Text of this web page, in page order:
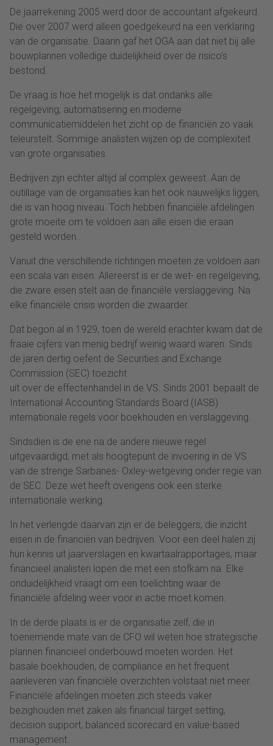
De jaarrekening 2005 werd door de accountant afgekeurd.
Die over 2007 werd alleen goedgekeurd na een verklaring
van de organisatie. Daarin gaf het OGA aan dat niet bij alle
bouwplannen volledige duidelijkheid over de risico’s
bestond.
De vraag is hoe het mogelijk is dat ondanks alle
regelgeving, automatisering en moderne
communicatiemiddelen het zicht op de financiën zo vaak
teleurstelt. Sommige analisten wijzen op de complexiteit
van grote organisaties.
Bedrijven zijn echter altijd al complex geweest. Aan de
outillage van de organisaties kan het ook nauwelijks liggen,
die is van hoog niveau. Toch hebben financiële afdelingen
grote moeite om te voldoen aan alle eisen die eraan
gesteld worden.
Vanuit drie verschillende richtingen moeten ze voldoen aan
een scala van eisen. Allereerst is er de wet- en regelgeving,
die zware eisen stelt aan de financiële verslaggeving. Na
elke financiële crisis worden die zwaarder.
Dat begon al in 1929, toen de wereld erachter kwam dat de
fraaie cijfers van menig bedrijf weinig waard waren. Sinds
de jaren dertig oefent de Securities and Exchange
Commission (SEC) toezicht
uit over de effectenhandel in de VS. Sinds 2001 bepaalt de
International Accounting Standards Board (IASB)
internationale regels voor boekhouden en verslaggeving.
Sindsdien is de ene na de andere nieuwe regel
uitgevaardigd, met als hoogtepunt de invoering in de VS
van de strenge Sarbanes- Oxley-wetgeving onder regie van
de SEC. Deze wet heeft overigens ook een sterke
internationale werking.
In het verlengde daarvan zijn er de beleggers, die inzicht
eisen in de financiën van bedrijven. Voor een deel halen zij
hun kennis uit jaarverslagen en kwartaalrapportages, maar
financieel analisten lopen die met een stofkam na. Elke
onduidelijkheid vraagt om een toelichting waar de
financiële afdeling weer voor in actie moet komen.
In de derde plaats is er de organisatie zelf, die in
toenemende mate van de CFO wil weten hoe strategische
plannen financieel onderbouwd moeten worden. Het
basale boekhouden, de compliance en het frequent
aanleveren van financiële overzichten volstaat niet meer.
Financiële afdelingen moeten zich steeds vaker
bezighouden met zaken als financial target setting,
decision support, balanced scorecard en value-based
management.